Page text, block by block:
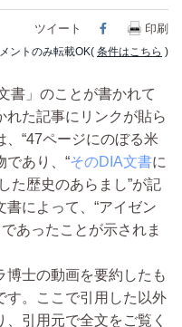
ツイート Facebook
印刷
ントのみ転載OK( 条件はこちら )
書」のことが書かれて
れた記事にリンクが貼ら
“47ページにのぼる米
であり、“そのDIA文書に
た歴史のあらまし”が記
によって、“アイゼン
あったことが示されま
士の動画を要約したも
す。ここで引用した以外
引用元で全文をご覧く